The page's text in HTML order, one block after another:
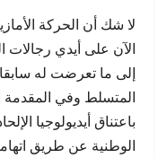
لا شك أن الحركة
الآن على أيدي رجالات
إلى ما تعرضت له سابقا
المتسلط وفي المقدمة
باعتناق أيديولوجيا
الوطنية عن طريق